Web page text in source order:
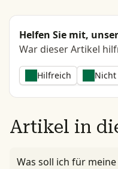
Helfen Sie mit,
War dieser Artikel
Hilfreich
Artikel in
Was soll ich für meine